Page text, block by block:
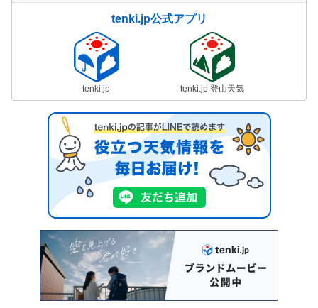
tenki.jp公式アプリ
tenki.jp tenki.jp 登山天気